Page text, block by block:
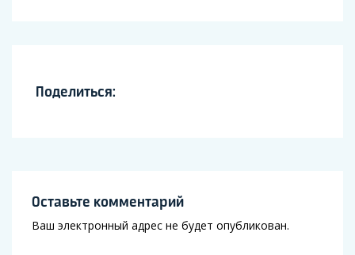
Поделиться:
Оставьте комментарий
Ваш электронный адрес не будет опубликован.